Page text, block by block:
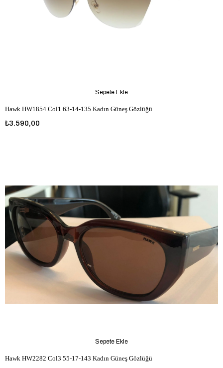
Hawk HW1854 Col1 63-14-135 Kadın Güneş Gözlüğü
₺3.590,00
Sepete Ekle
Hawk HW2282 Col3 55-17-143 Kadın Güneş Gözlüğü
Sepete Ekle